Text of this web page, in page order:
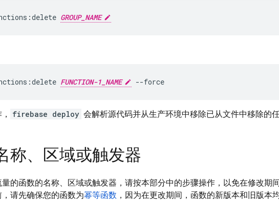
GROUP_NAME
FUNCTION-1_NAME --force
firebase deploy 会解析源代码并从生产环境中移除已从文件中移除的任
称、区域或触发器
的函数的名称、区域或触发器，请按本部分中的步骤操作，以免在修改期
请先确保您的函数为幂等函数 ，因为在更改期间，函数的新版本和旧版本